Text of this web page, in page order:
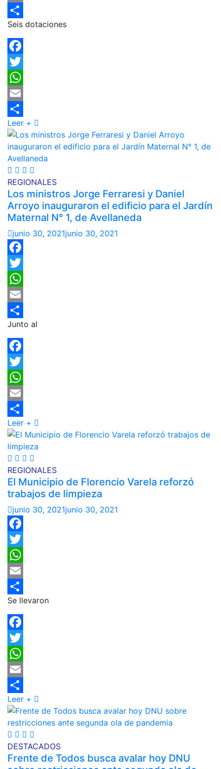
Email
Compartir
Seis dotaciones
Facebook
Twitter
WhatsApp
Email
Compartir
Leer +
REGIONALES
Los ministros Jorge Ferraresi y Daniel
Arroyo inauguraron el edificio para el Jardín
Maternal N° 1, de Avellaneda
junio 30, 2021junio 30, 2021
Facebook
Twitter
WhatsApp
Email
Compartir
Junto al
Facebook
Twitter
WhatsApp
Email
Compartir
Leer +
REGIONALES
El Municipio de Florencio Varela reforzó
trabajos de limpieza
junio 30, 2021junio 30, 2021
Facebook
Twitter
WhatsApp
Email
Compartir
Se llevaron
Facebook
Twitter
WhatsApp
Email
Compartir
Leer +
DESTACADOS
Frente de Todos busca avalar hoy DNU